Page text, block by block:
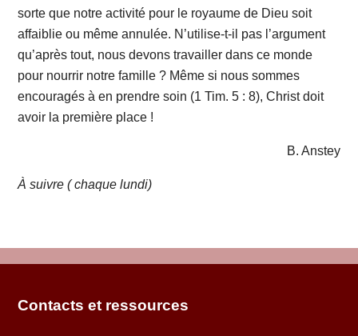
sorte que notre activité pour le royaume de Dieu soit
affaiblie ou même annulée. N’utilise-t-il pas l’argument
qu’après tout, nous devons travailler dans ce monde
pour nourrir notre famille ? Même si nous sommes
encouragés à en prendre soin (1 Tim. 5 : 8), Christ doit
avoir la première place !
B. Anstey
À suivre ( chaque lundi)
Contacts et ressources